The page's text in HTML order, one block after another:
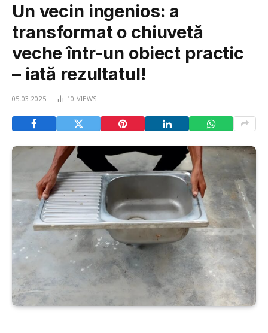
Un vecin ingenios: a
transformat o chiuvetă
veche într-un obiect practic
– iată rezultatul!
05.03.2025 10 VIEWS